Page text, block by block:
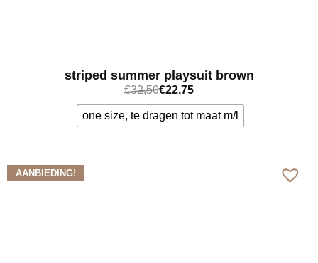
striped summer playsuit brown
€32,50€22,75
one size, te dragen tot maat m/l
AANBIEDING!